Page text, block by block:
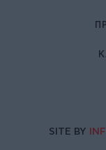
SITE BY